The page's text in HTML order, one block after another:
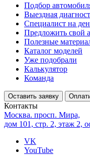
Подбор
Выездная
Специалист на
Предложить свой
Полезные
Каталог моделей
Уже подобрали
Калькулятор
Команда
Оставить заявку
Контакты
Москва. просп. Мира,
дом 101, стр. 2, этаж 2,
VK
YouTube